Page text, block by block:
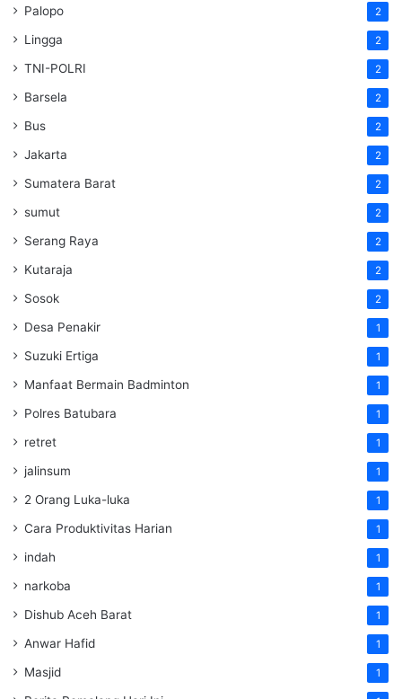
Palopo 2
Lingga 2
TNI-POLRI 2
Barsela 2
Bus 2
Jakarta 2
Sumatera Barat 2
sumut 2
Serang Raya 2
Kutaraja 2
Sosok 2
Desa Penakir 1
Suzuki Ertiga 1
Manfaat Bermain Badminton 1
Polres Batubara 1
retret 1
jalinsum 1
2 Orang Luka-luka 1
Cara Produktivitas Harian 1
indah 1
narkoba 1
Dishub Aceh Barat 1
Anwar Hafid 1
Masjid 1